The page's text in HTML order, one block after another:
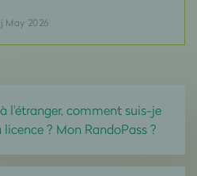
May 2026
l'étranger, comment suis-je
? Mon RandoPass ?